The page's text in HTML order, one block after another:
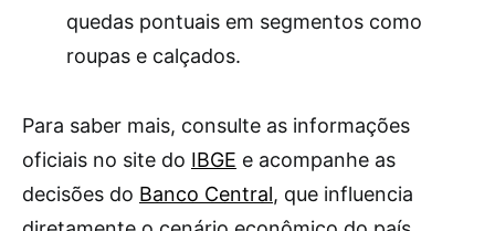
quedas pontuais em segmentos como
roupas e calçados.
Para saber mais, consulte as informações
oficiais no site do IBGE e acompanhe as
decisões do Banco Central, que influencia